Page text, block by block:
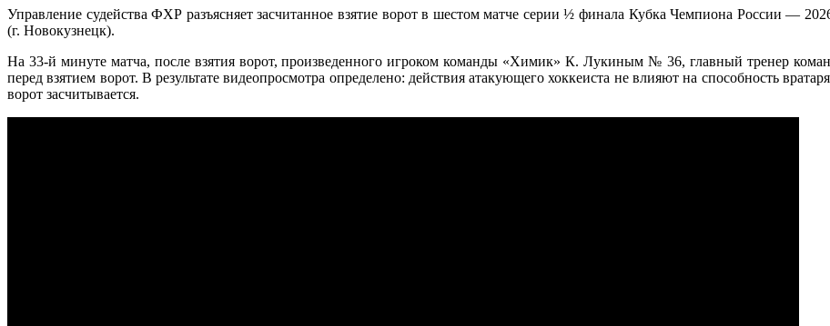
Управление судейства ФХР разъясняет засчитанное взятие ворот в шестом матче серии ½ финала Кубка Чемпиона России —
(г. Новокузнецк).
На 33-й минуте матча, после взятия ворот, произведенного игроком команды «Химик» К. Лукиным № 36, главный тренер
перед взятием ворот. В результате видеопросмотра определено: действия атакующего хоккеиста не влияют на способность
ворот засчитывается.